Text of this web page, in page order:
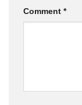
Comment *